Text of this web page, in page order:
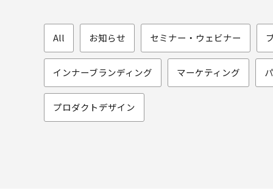
All お知らせ セミナー・ウェビナー
インナーブランディング マーケティング
プロダクトデザイン